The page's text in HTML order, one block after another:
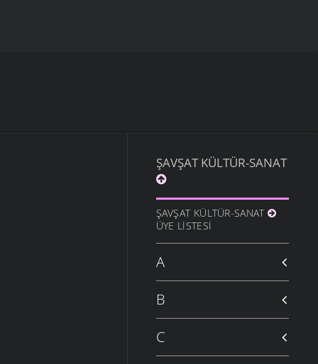
ŞAVŞAT KÜLTÜR-SANAT
ŞAVŞAT KÜLTÜR-SANAT
ÜYE LISTESI
A
B
C